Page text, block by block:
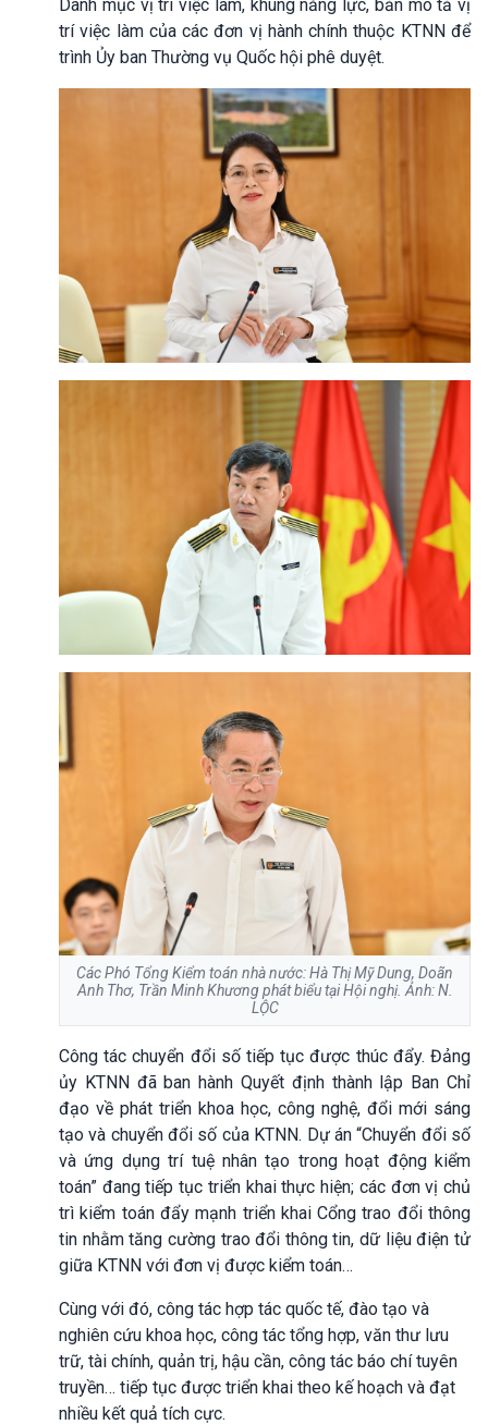
Danh mục vị trí việc làm, khung năng lực, bản mô tả vị
trí việc làm của các đơn vị hành chính thuộc KTNN để
trình Ủy ban Thường vụ Quốc hội phê duyệt.
Các Phó Tổng Kiểm toán nhà nước: Hà Thị Mỹ Dung, Doãn
Anh Thơ, Trần Minh Khương phát biểu tại Hội nghị. Ảnh: N.
LỘC
Công tác chuyển đổi số tiếp tục được thúc đẩy. Đảng
ủy KTNN đã ban hành Quyết định thành lập Ban Chỉ
đạo về phát triển khoa học, công nghệ, đổi mới sáng
tạo và chuyển đổi số của KTNN. Dự án “Chuyển đổi số
và ứng dụng trí tuệ nhân tạo trong hoạt động kiểm
toán” đang tiếp tục triển khai thực hiện; các đơn vị chủ
trì kiểm toán đẩy mạnh triển khai Cổng trao đổi thông
tin nhằm tăng cường trao đổi thông tin, dữ liệu điện tử
giữa KTNN với đơn vị được kiểm toán…
Cùng với đó, công tác hợp tác quốc tế, đào tạo và
nghiên cứu khoa học, công tác tổng hợp, văn thư lưu
trữ, tài chính, quản trị, hậu cần, công tác báo chí tuyên
truyền… tiếp tục được triển khai theo kế hoạch và đạt
nhiều kết quả tích cực.